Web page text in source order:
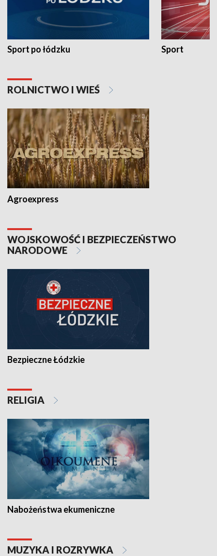
Sport po łódzku Sport
ROLNICTWO I WIEŚ
Agroexpress
WOJSKOWOŚĆ I BEZPIECZEŃSTWO
NARODOWE
Bezpieczne Łódzkie
RELIGIA
Nabożeństwa ekumeniczne
MUZYKA I ROZRYWKA